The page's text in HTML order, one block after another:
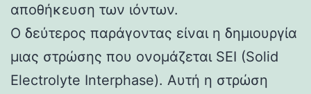
αποθήκευση των ιόντων.
Ο δεύτερος παράγοντας είναι η δημιουργία
μιας στρώσης που ονομάζεται SEI (Solid
Electrolyte Interphase). Αυτή η στρώση